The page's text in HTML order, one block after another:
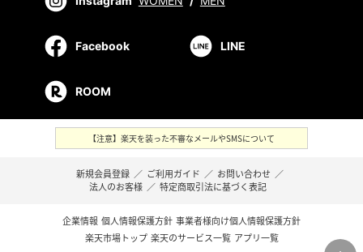
Facebook LINE
ROOM
【注意】楽天を装った不審なメールやSMSについて
新規会員登録 ／ ご利用ガイド ／ お問い合わせ ／
法人のお客様 ／ 特定商取引法に基づく表記
企業情報 個人情報保護方針 事業者様向け個人情報保護方針
楽天市場トップ 楽天のサービス一覧 アプリ一覧